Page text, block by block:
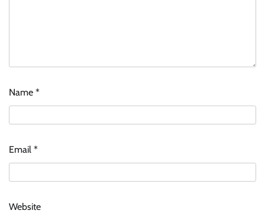
Name *
Email *
Website